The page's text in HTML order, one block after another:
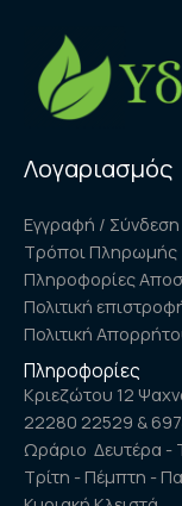
Λογαριασμός
Εγγραφή / Σύνδεση
Τρόποι Πληρωμής
Πληροφορίες
Πολιτική
Πολιτική
Πληροφορίες
Κριεζώτου 12
22280 22529 &
Ωράριο Δευτέρα -
Τρίτη - Πέμπτη -